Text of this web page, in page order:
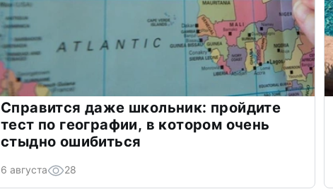
Справится даже школьник: пройдите
тест по географии, в котором очень
стыдно ошибиться
6 августа 28